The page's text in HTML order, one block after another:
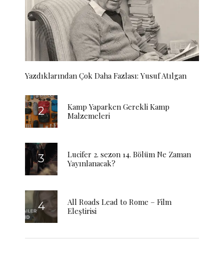
Yazdıklarından Çok Daha Fazlası: Yusuf Atılgan
Kamp Yaparken Gerekli Kamp
Malzemeleri
Lucifer 2. sezon 14. Bölüm Ne Zaman
Yayınlanacak?
All Roads Lead to Rome – Film
Eleştirisi